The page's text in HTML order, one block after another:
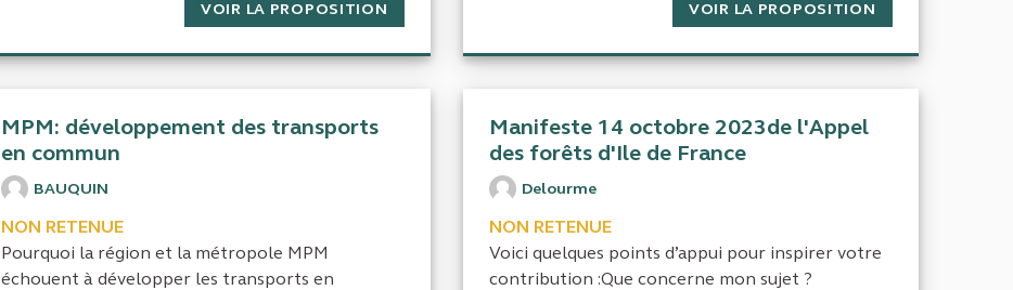
VOIR LA PROPOSITION LA GESTION DES DÉCHETS DANS LE GERS ET SES VOIES D’AMÉLIORATION.
VOIR LA PROPOSITION
MPM: développement des transports
en commun
BAUQUIN
NON RETENUE
Pourquoi la région et la métropole MPM
échouent à développer les transports en
Manifeste 14 octobre 2023de l'Appel
des forêts d'Ile de France
Delourme
NON RETENUE
Voici quelques points d’appui pour inspirer votre
contribution :Que concerne mon sujet ?